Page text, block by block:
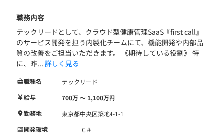
職務内容
テックリードとして、クラウド型健康管理SaaS『first call』
のサービス開発を担う内製化チームにて、機能開発や内部品
質の改善をご担当いただきます。 《期待している役割》 特
に、昨... 詳しく見る
職種名
テックリード
給与
700万 〜 1,100万円
勤務地
東京都中央区築地4-1-1
開発環境
C＃